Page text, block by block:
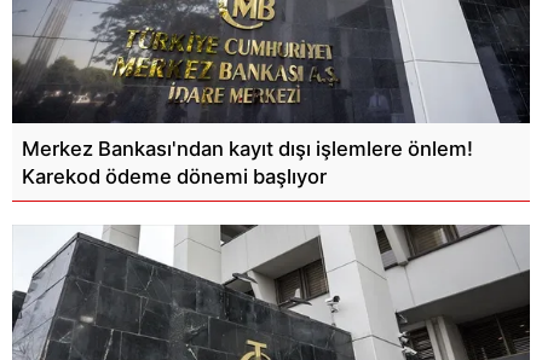
Merkez Bankası'ndan kayıt dışı işlemlere önlem!
Karekod ödeme dönemi başlıyor